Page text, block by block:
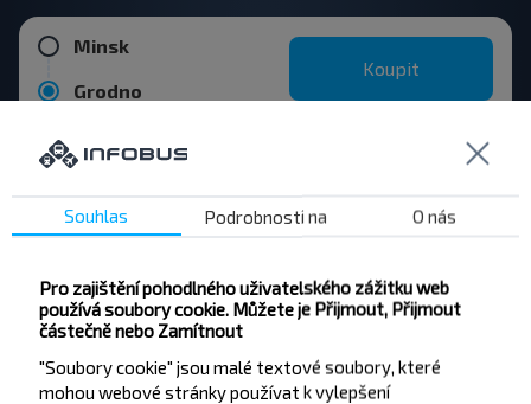
Minsk
Grodno
Koupit
Varšava
Grodno
Nejlepší linky z Zelva
Zelva
Shchuchyn
Souhlas Podrobnosti na O nás
Pro zajištění pohodlného uživatelského zážitku web
používá soubory cookie. Můžete je Přijmout, Přijmout
částečně nebo Zamítnout
"Soubory cookie" jsou malé textové soubory, které
mohou webové stránky používat k vylepšení